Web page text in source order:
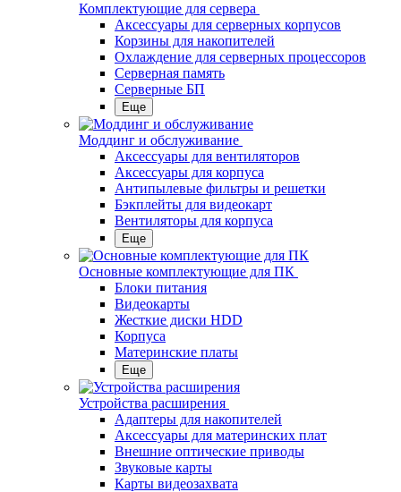
Комплектующие для сервера
Аксессуары для серверных корпусов
Корзины для накопителей
Охлаждение для серверных процессоров
Серверная память
Серверные БП
Еще
Моддинг и обслуживание
Аксессуары для вентиляторов
Аксессуары для корпуса
Антипылевые фильтры и решетки
Бэкплейты для видеокарт
Вентиляторы для корпуса
Еще
Основные комплектующие для ПК
Блоки питания
Видеокарты
Жесткие диски HDD
Корпуса
Материнские платы
Еще
Устройства расширения
Адаптеры для накопителей
Аксессуары для материнских плат
Внешние оптические приводы
Звуковые карты
Карты видеозахвата